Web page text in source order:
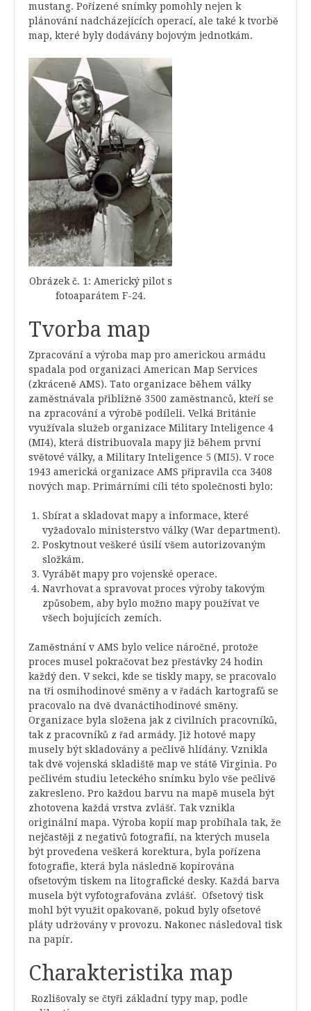
mustang. Pořízené snímky pomohly nejen k
plánování nadcházejících operací, ale také k tvorbě
map, které byly dodávány bojovým jednotkám.
Obrázek č. 1: Americký pilot s
fotoaparátem F-24.
Tvorba map
Zpracování a výroba map pro americkou armádu
spadala pod organizaci American Map Services
(zkráceně AMS). Tato organizace během války
zaměstnávala přibližně 3500 zaměstnanců, kteří se
na zpracování a výrobě podíleli. Velká Británie
využívala služeb organizace Military Inteligence 4
(MI4), která distribuovala mapy již během první
světové války, a Military Inteligence 5 (MI5). V roce
1943 americká organizace AMS připravila cca 3408
nových map. Primárními cíli této společnosti bylo:
Sbírat a skladovat mapy a informace, které
vyžadovalo ministerstvo války (War department).
Poskytnout veškeré úsilí všem autorizovaným
složkám.
Vyrábět mapy pro vojenské operace.
Navrhovat a spravovat proces výroby takovým
způsobem, aby bylo možno mapy používat ve
všech bojujících zemích.
Zaměstnání v AMS bylo velice náročné, protože
proces musel pokračovat bez přestávky 24 hodin
každý den. V sekci, kde se tiskly mapy, se pracovalo
na tři osmihodinové směny a v řadách kartografů se
pracovalo na dvě dvanáctihodinové směny.
Organizace byla složena jak z civilních pracovníků,
tak z pracovníků z řad armády. Již hotové mapy
musely být skladovány a pečlivě hlídány. Vznikla
tak dvě vojenská skladiště map ve státě Virginia. Po
pečlivém studiu leteckého snímku bylo vše pečlivě
zakresleno. Pro každou barvu na mapě musela být
zhotovena každá vrstva zvlášť. Tak vznikla
originální mapa. Výroba kopií map probíhala tak, že
nejčastěji z negativů fotografií, na kterých musela
být provedena veškerá korektura, byla pořízena
fotografie, která byla následně kopírována
ofsetovým tiskem na litografické desky. Každá barva
musela být vyfotografována zvlášť. Ofsetový tisk
mohl být využit opakovaně, pokud byly ofsetové
pláty udržovány v provozu. Nakonec následoval tisk
na papír.
Charakteristika map
Rozlišovaly se čtyři základní typy map, podle